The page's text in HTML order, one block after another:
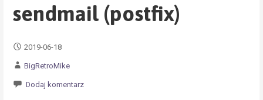
sendmail (postfix)
2019-06-18
BigRetroMike
Dodaj komentarz